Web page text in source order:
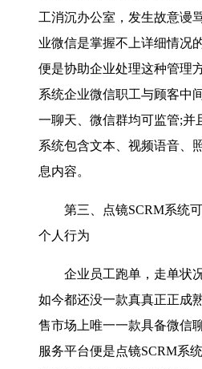
工消沉办公室，发生故意谩
业微信是掌握不上详细情况
便是协助企业处理这种管理
系统企业微信职工与顾客中
一聊天、微信群均可监管;并
系统包含文本、视频语音、
息内容。
第三、点镜SCRM系统可
个人行为
企业员工跑单，走单状况
如今都还没一款真真正正成
售市场上唯一一款具备微信
服务平台便是点镜SCRM系